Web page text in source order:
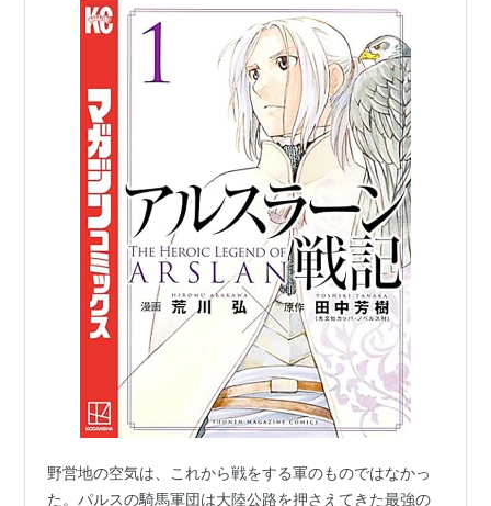
キャラクターデザイン：田澤潮、渡邊和夫
アクション監督：木村智
コンセプトデザイン：新妻大輔
美術監督：工藤ただし
背景：スタジオパインウッド
色彩設計：篠原愛子
CGディレクター：鈴木大介
モデリングディレクター：足立博志
3DCGI：サンジゲン
撮影監督：増元由紀大
撮影：グラフィニカ
編集：長谷川舞
音響監督：明田川仁
音響効果：小山恭正
音楽：岩代太郎
野営地の空気は、これから戦をする軍のものではなかっ
た。パルスの騎馬軍団は大陸公路を押さえてきた最強の